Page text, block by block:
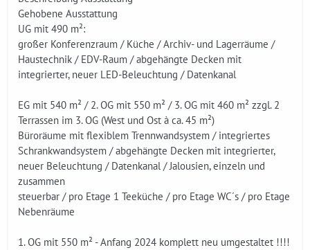
Gehobene Ausstattung
UG mit 490 m²:
großer Konferenzraum / Küche / Archiv- und Lagerräume /
Haustechnik / EDV-Raum / abgehängte Decken mit
integrierter, neuer LED-Beleuchtung / Datenkanal
EG mit 540 m² / 2. OG mit 550 m² / 3. OG mit 460 m² zzgl. 2
Terrassen im 3. OG (West und Ost à ca. 45 m²)
Büroräume mit flexiblem Trennwandsystem / integriertes
Schrankwandsystem / abgehängte Decken mit integrierter,
neuer Beleuchtung / Datenkanal / Jalousien, einzeln und
zusammen
steuerbar / pro Etage 1 Teeküche / pro Etage WC´s / pro Etage
Nebenräume
1. OG mit 550 m² - Anfang 2024 komplett neu umgestaltet !!!!